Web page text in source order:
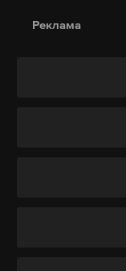
ситуация»,
Реклама